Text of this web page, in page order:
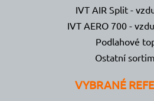
IVT AIR Split -
IVT AERO 700 -
Podlahové
Ostatní
VYBRANÉ